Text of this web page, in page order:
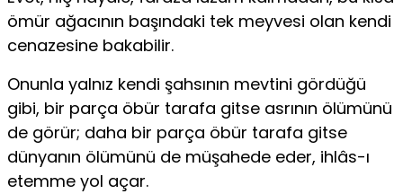
ömür ağacının başındaki tek meyvesi olan kendi
cenazesine bakabilir.
Onunla yalnız kendi şahsının mevtini gördüğü
gibi, bir parça öbür tarafa gitse asrının ölümünü
de görür; daha bir parça öbür tarafa gitse
dünyanın ölümünü de müşahede eder, ihlâs-ı
etemme yol açar.